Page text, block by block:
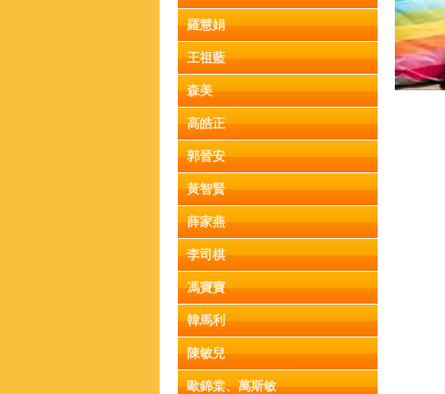
羅慧娟
王祖藍
森美
高皓正
郭晉安
黃智賢
薛家燕
李司棋
馮寶寶
韓馬利
陳敏兒
歐錦棠、萬斯敏